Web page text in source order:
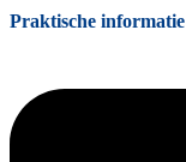
Praktische informatie